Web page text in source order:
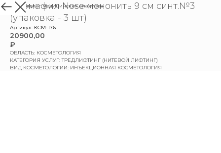
назад в каталог медицинских анализов
Дермафил Nose мононить 9 см синт.№3
(упаковка - 3 шт)
Артикул: КСМ-176
20900,00
₽
ОБЛАСТЬ: КОСМЕТОЛОГИЯ
КАТЕГОРИЯ УСЛУГ: ТРЕДЛИФТИНГ (НИТЕВОЙ ЛИФТИНГ)
ВИД КОСМЕТОЛОГИИ: ИНЪЕКЦИОННАЯ КОСМЕТОЛОГИЯ